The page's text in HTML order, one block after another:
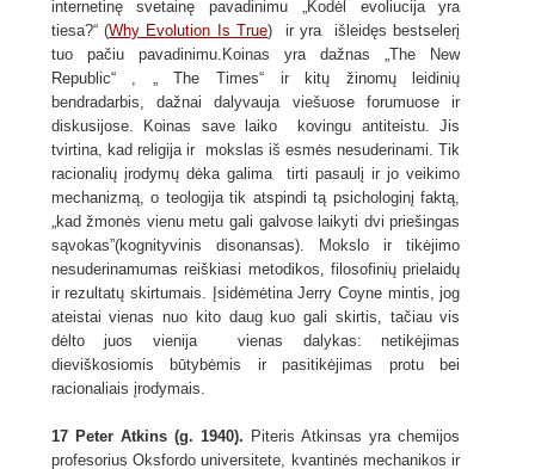
internetinę svetainę pavadinimu „Kodėl evoliucija yra
tiesa?“ (Why Evolution Is True) ir yra išleidęs bestselerį
tuo pačiu pavadinimu.Koinas yra dažnas „The New
Republic“ , „ The Times“ ir kitų žinomų leidinių
bendradarbis, dažnai dalyvauja viešuose forumuose ir
diskusijose. Koinas save laiko kovingu antiteistu. Jis
tvirtina, kad religija ir mokslas iš esmės nesuderinami. Tik
racionalių įrodymų dėka galima tirti pasaulį ir jo veikimo
mechanizmą, o teologija tik atspindi tą psichologinį faktą,
„kad žmonės vienu metu gali galvose laikyti dvi priešingas
sąvokas”(kognityvinis disonansas). Mokslo ir tikėjimo
nesuderinamumas reiškiasi metodikos, filosofinių prielaidų
ir rezultatų skirtumais. Įsidėmėtina Jerry Coyne mintis, jog
ateistai vienas nuo kito daug kuo gali skirtis, tačiau vis
dėlto juos vienija vienas dalykas: netikėjimas
dieviškosiomis būtybėmis ir pasitikėjimas protu bei
racionaliais įrodymais.
17 Peter Atkins (g. 1940). Piteris Atkinsas yra chemijos
profesorius Oksfordo universitete, kvantinės mechanikos ir